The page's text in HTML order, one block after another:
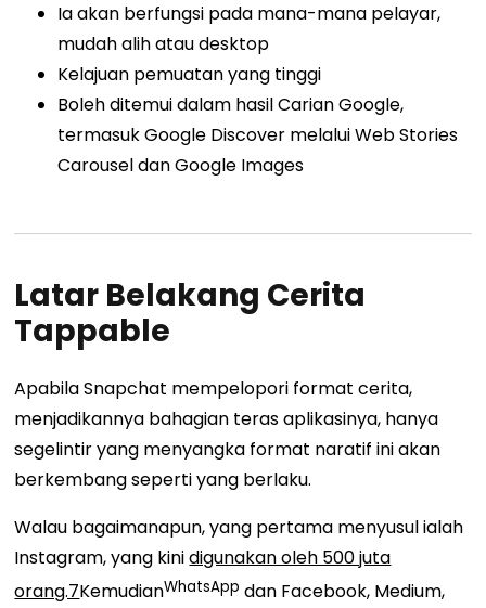
Ia akan berfungsi pada mana-mana pelayar,
mudah alih atau desktop
Kelajuan pemuatan yang tinggi
Boleh ditemui dalam hasil Carian Google,
termasuk Google Discover melaluiWeb Stories
Carouseldan Google Images
Latar Belakang Cerita
Tappable
Apabila Snapchat mempelopori format cerita,
menjadikannya bahagian teras aplikasinya, hanya
segelintir yang menyangka format naratif ini akan
berkembang seperti yang berlaku.
Walau bagaimanapun, yang pertama menyusul ialah
Instagram, yang kinidigunakan oleh 500 juta
orang.7KemudianWhatsApp dan Facebook, Medium,